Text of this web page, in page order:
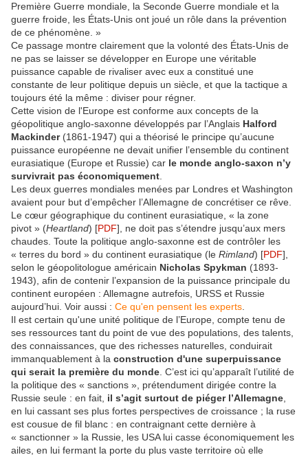
Première Guerre mondiale, la Seconde Guerre mondiale et la
guerre froide, les États-Unis ont joué un rôle dans la prévention
de ce phénomène. »
Ce passage montre clairement que la volonté des États-Unis de
ne pas se laisser se développer en Europe une véritable
puissance capable de rivaliser avec eux a constitué une
constante de leur politique depuis un siècle, et que la tactique a
toujours été la même : diviser pour régner.
Cette vision de l'Europe est conforme aux concepts de la
géopolitique anglo-saxonne développés par l’Anglais Halford
Mackinder(1861-1947) qui a théorisé le principe qu’aucune
puissance européenne ne devait unifier l’ensemble du continent
eurasiatique (Europe et Russie) car le monde anglo-saxon n’y
survivrait pas économiquement
Les deux guerres mondiales menées par Londres et Washington
avaient pour but d’empêcher l’Allemagne de concrétiser ce rêve.
Le cœur géographique du continent eurasiatique, « la zone
pivot » (Heartland) [PDF], ne doit pas s’étendre jusqu’aux mers
chaudes. Toute la politique anglo-saxonne est de contrôler les
« terres du bord » du continent eurasiatique (le Rimland) [PDF],
selon le géopolitologue américain Nicholas Spykman (1893-
1943), afin de contenir l’expansion de la puissance principale du
continent européen : Allemagne autrefois, URSS et Russie
aujourd’hui. Voir aussi : Ce qu'en pensent les experts
Il est certain qu'une unité politique de l’Europe, compte tenu de
ses ressources tant du point de vue des populations, des talents,
des connaissances, que des richesses naturelles, conduirait
immanquablement à la construction d'une superpuissance
qui serait la première du monde . C’est ici qu’apparaît l’utilité de
la politique des « sanctions », prétendument dirigée contre la
Russie seule : en fait, il s’agit surtout de piéger l’Allemagne
en lui cassant ses plus fortes perspectives de croissance ; la ruse
est cousue de fil blanc : en contraignant cette dernière à
« sanctionner » la Russie, les USA lui casse économiquement les
ailes, en lui fermant la porte du plus vaste territoire où elle